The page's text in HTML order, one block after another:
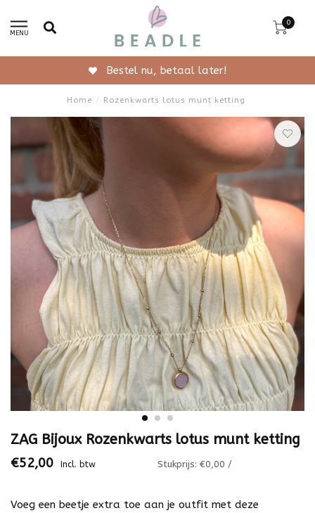
MENU
0
Bestel nu, betaal later!
Home / Rozenkwarts lotus munt ketting
ZAG Bijoux Rozenkwarts lotus munt ketting
€52,00 Incl. btw Stukprijs: €0,00 /
Voeg een beetje extra toe aan je outfit met deze